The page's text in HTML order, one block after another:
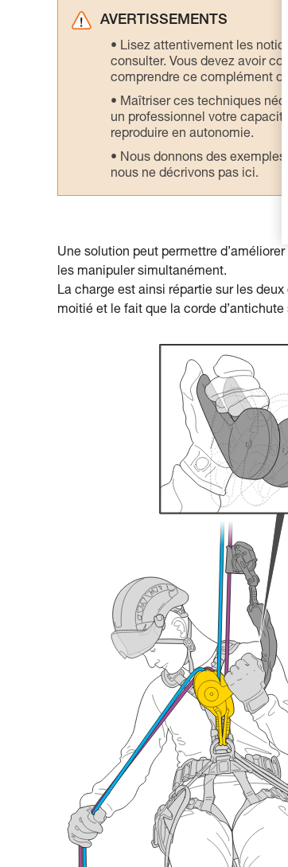
AVERTISSEMENTS
Lisez attentivement les
consulter. Vous devez avoir
comprendre ce complément
Maîtriser ces techniques
un professionnel votre
reproduire en autonomie.
Nous donnons des
nous ne décrivons pas ici.
Une solution peut permettre
les manipuler simultanément.
La charge est ainsi répartie sur les
moitié et le fait que la corde